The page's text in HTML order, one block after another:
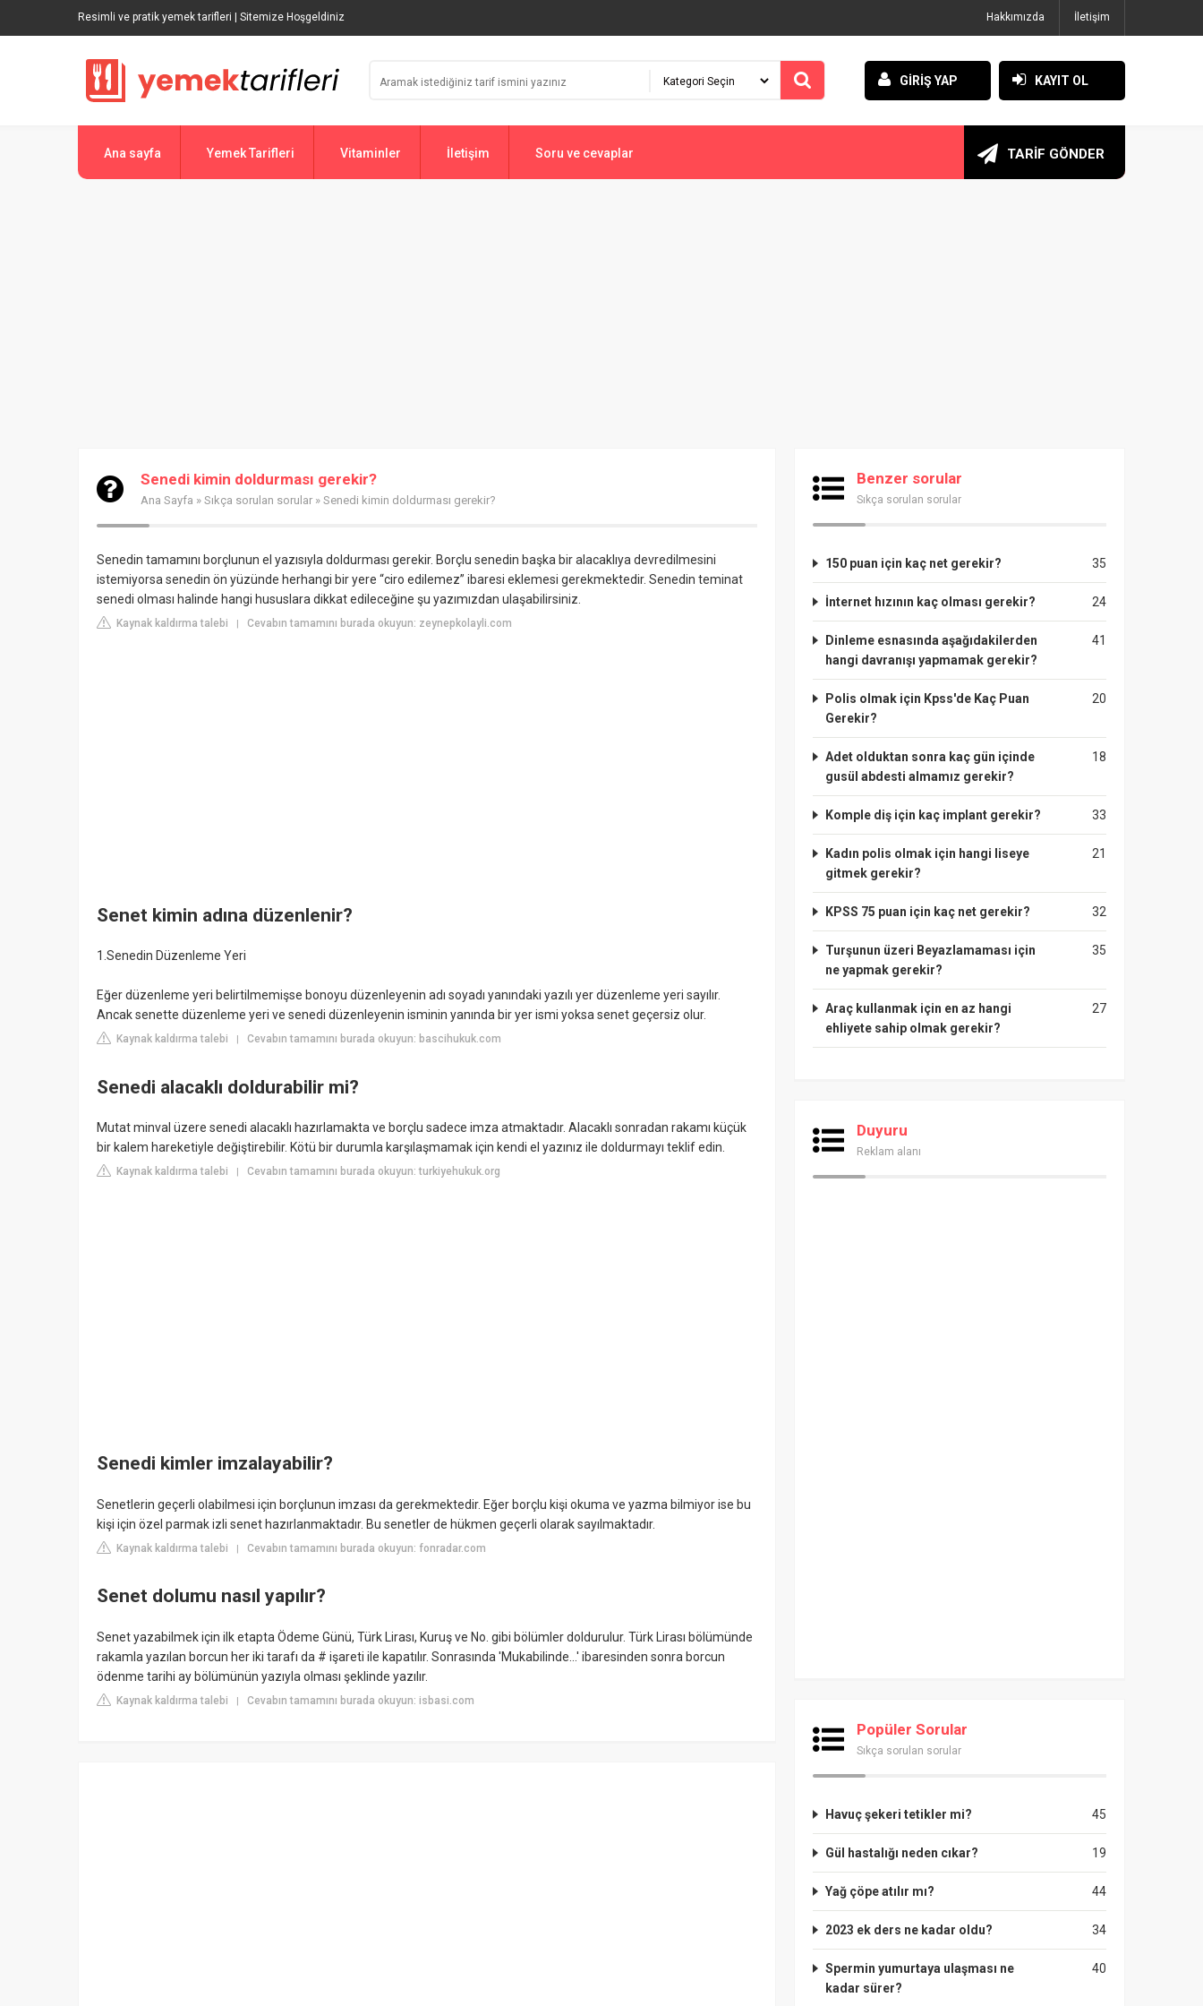
Resimli ve pratik yemek tarifleri | Sitemize Hoşgeldiniz Hakkımızda İletişim
GİRİŞ YAP KAYIT OL
Ana sayfa Yemek Tarifleri Vitaminler İletişim Soru ve cevaplar TARİF GÖNDER
Senedi kimin doldurması gerekir?
Ana Sayfa » Sıkça sorulan sorular » Senedi kimin doldurması gerekir?
Senedin tamamını borçlunun el yazısıyla doldurması gerekir. Borçlu senedin başka bir alacaklıya devredilmesini
istemiyorsa senedin ön yüzünde herhangi bir yere “ciro edilemez” ibaresi eklemesi gerekmektedir. Senedin teminat
senedi olması halinde hangi hususlara dikkat edileceğine şu yazımızdan ulaşabilirsiniz.
Kaynak kaldırma talebi | Cevabın tamamını burada okuyun: zeynepkolayli.com
Senet kimin adına düzenlenir?
1.Senedin Düzenleme Yeri
Eğer düzenleme yeri belirtilmemişse bonoyu düzenleyenin adı soyadı yanındaki yazılı yer düzenleme yeri sayılır.
Ancak senette düzenleme yeri ve senedi düzenleyenin isminin yanında bir yer ismi yoksa senet geçersiz olur.
Kaynak kaldırma talebi Cevabın tamamını burada okuyun: bascihukuk.com
Senedi alacaklı doldurabilir mi?
Mutat minval üzere senedi alacaklı hazırlamakta ve borçlu sadece imza atmaktadır. Alacaklı sonradan rakamı küçük
bir kalem hareketiyle değiştirebilir. Kötü bir durumla karşılaşmamak için kendi el yazınız ile doldurmayı teklif edin.
Kaynak kaldırma talebi Cevabın tamamını burada okuyun: turkiyehukuk.org
Senedi kimler imzalayabilir?
Senetlerin geçerli olabilmesi için borçlunun imzası da gerekmektedir. Eğer borçlu kişi okuma ve yazma bilmiyor ise bu
kişi için özel parmak izli senet hazırlanmaktadır. Bu senetler de hükmen geçerli olarak sayılmaktadır.
Kaynak kaldırma talebi | Cevabın tamamını burada okuyun: fonradar.com
Senet dolumu nasıl yapılır?
Senet yazabilmek için ilk etapta Ödeme Günü, Türk Lirası, Kuruş ve No. gibi bölümler doldurulur. Türk Lirası bölümünde
rakamla yazılan borcun her iki tarafı da # işareti ile kapatılır. Sonrasında 'Mukabilinde…' ibaresinden sonra borcun
ödenme tarihi ay bölümünün yazıyla olması şeklinde yazılır.
Kaynak kaldırma talebi | Cevabın tamamını burada okuyun: isbasi.com
Benzer sorular
Sıkça sorulan sorular
35
150 puan için kaç net gerekir?
24
İnternet hızının kaç olması gerekir?
41
Dinleme esnasında aşağıdakilerden
hangi davranışı yapmamak gerekir?
20
Polis olmak için Kpss'de Kaç Puan
Gerekir?
18
Adet olduktan sonra kaç gün içinde
gusül abdesti almamız gerekir?
33
Komple diş için kaç implant gerekir?
21
Kadın polis olmak için hangi liseye
gitmek gerekir?
32
KPSS 75 puan için kaç net gerekir?
35
Turşunun üzeri Beyazlamaması için
ne yapmak gerekir?
27
Araç kullanmak için en az hangi
ehliyete sahip olmak gerekir?
Duyuru
Reklam alanı
Popüler Sorular
Sıkça sorulan sorular
45
Havuç şekeri tetikler mi?
19
Gül hastalığı neden cıkar?
44
Yağ çöpe atılır mı?
34
2023 ek ders ne kadar oldu?
40
Spermin yumurtaya ulaşması ne
kadar sürer?